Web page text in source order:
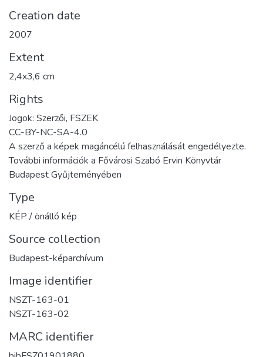
Creation date
2007
Extent
2,4x3,6 cm
Rights
Jogok: Szerzői, FSZEK
CC-BY-NC-SA-4.0
A szerző a képek magáncélú felhasználását engedélyezte.
További információk a Fővárosi Szabó Ervin Könyvtár
Budapest Gyűjteményében
Type
KÉP / önálló kép
Source collection
Budapest-képarchívum
Image identifier
NSZT-163-01
NSZT-163-02
MARC identifier